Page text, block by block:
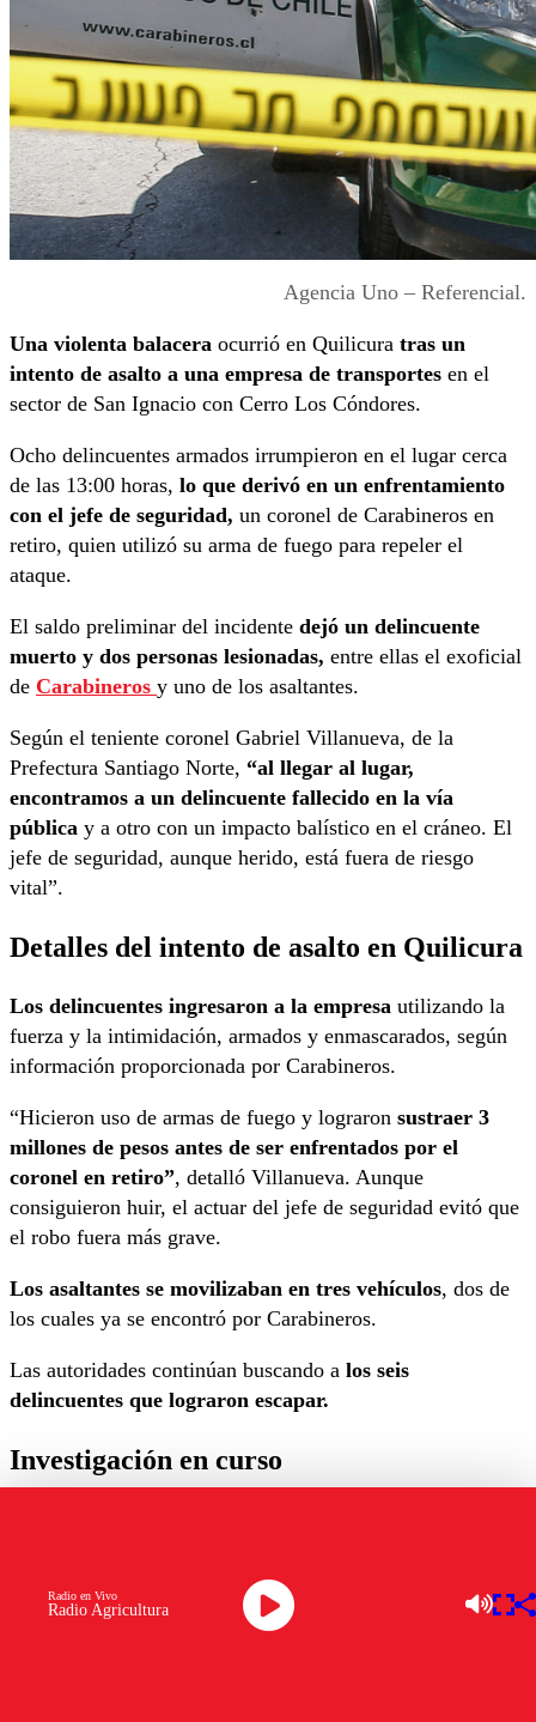
Agencia Uno – Referencial.
Una violenta balacera ocurrió en Quilicura tras un
intento de asalto a una empresa de transportes en el
sector de San Ignacio con Cerro Los Cóndores.
Ocho delincuentes armados irrumpieron en el lugar cerca
de las 13:00 horas, lo que derivó en un enfrentamiento
con el jefe de seguridad, un coronel de Carabineros en
retiro, quien utilizó su arma de fuego para repeler el
ataque.
El saldo preliminar del incidente dejó un delincuente
muerto y dos personas lesionadas, entre ellas el exoficial
de Carabineros y uno de los asaltantes.
Según el teniente coronel Gabriel Villanueva, de la
Prefectura Santiago Norte, “al llegar al lugar,
encontramos a un delincuente fallecido en la vía
pública y a otro con un impacto balístico en el cráneo. El
jefe de seguridad, aunque herido, está fuera de riesgo
vital”.
Detalles del intento de asalto en Quilicura
Los delincuentes ingresaron a la empresa utilizando la
fuerza y la intimidación, armados y enmascarados, según
información proporcionada por Carabineros.
“Hicieron uso de armas de fuego y lograron sustraer 3
millones de pesos antes de ser enfrentados por el
coronel en retiro”, detalló Villanueva. Aunque
consiguieron huir, el actuar del jefe de seguridad evitó que
el robo fuera más grave.
Los asaltantes se movilizaban en tres vehículos, dos de
los cuales ya se encontró por Carabineros.
Las autoridades continúan buscando a los seis
delincuentes que lograron escapar.
Investigación en curso
Carabineros, quienes están recabando evidencia para dar
con el paradero de los implicados.
Radio Agricultura
Radio en Vivo